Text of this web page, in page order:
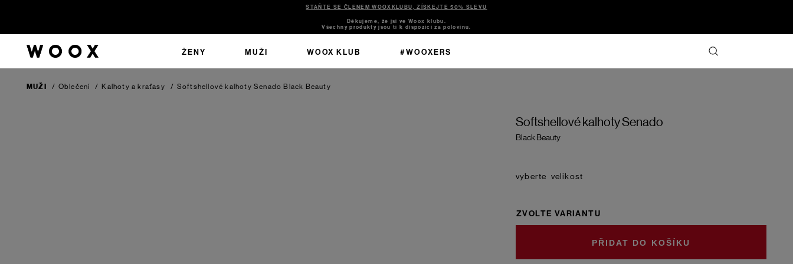
STAŇTE SE ČLENEM WOOXKLUBU, ZÍSKEJTE 50% SLEVU
Děkujeme, že jsi ve Woox klubu.
Všechny produkty jsou ti k dispozici za polovinu.
ŽENY MUŽI WOOX KLUB #WOOXERS
MUŽI / Oblečení / Kalhoty a kraťasy / Softshellové kalhoty Senado Black Beauty
Softshellové kalhoty Senado
Black Beauty
velikost
ZVOLTE VARIANTU
DO KOŠÍKU